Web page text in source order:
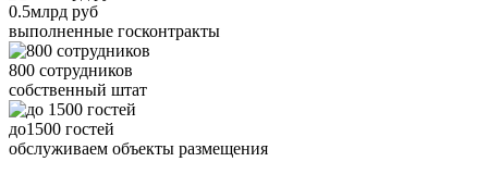
0.5млрд руб
выполненные госконтракты
800 сотрудников
собственный штат
до1500 гостей
обслуживаем объекты размещения